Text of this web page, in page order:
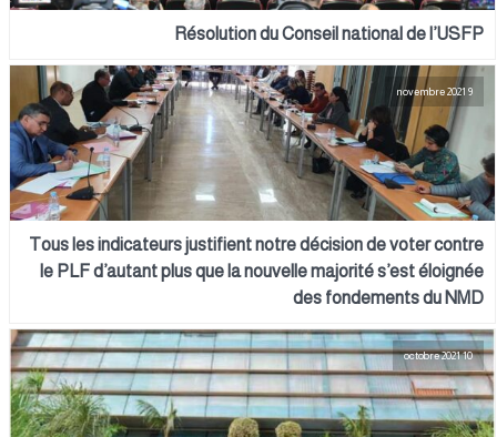
Résolution du Conseil national de l’USFP
Tous les indicateurs justifient notre décision de voter contre
le PLF d’autant plus que la nouvelle majorité s’est éloignée
des fondements du NMD
10 octobre 2021